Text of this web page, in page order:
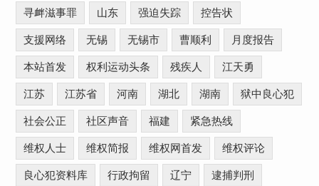
寻衅滋事罪 山东 强迫失踪 控告状
支援网络 无锡 无锡市 曹顺利 月度报告
本站首发 权利运动头条 残疾人 江天勇
江苏 江苏省 河南 湖北 湖南 狱中良心犯
社会公正 社区声音 福建 紧急热线
维权人士 维权简报 维权网首发 维权评论
良心犯资料库 行政拘留 辽宁 逮捕判刑